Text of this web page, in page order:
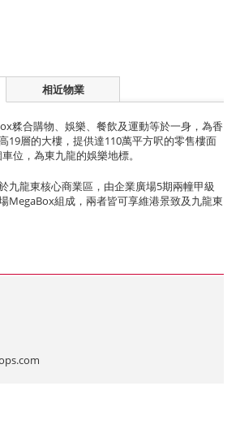
相近物業
糅合購物、娛樂、餐飲及運動等於一身，為香
19層的大樓，提供達110萬平方呎的零售樓面
位，為東九龍的娛樂地標。
九龍東核心商業區，由企業廣場5期兩幢甲級
MegaBox組成，兩者皆可享維港景致及九龍東